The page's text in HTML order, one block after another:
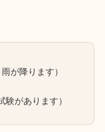
雨が降ります）
験があります）